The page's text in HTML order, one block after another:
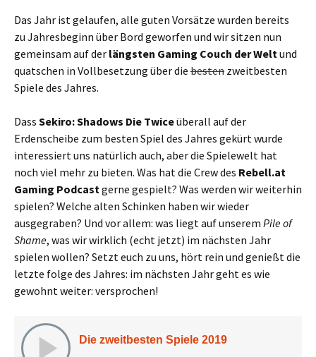
Das Jahr ist gelaufen, alle guten Vorsätze wurden bereits
zu Jahresbeginn über Bord geworfen und wir sitzen nun
gemeinsam auf der längsten Gaming Couch der Welt und
quatschen in Vollbesetzung über die besten zweitbesten
Spiele des Jahres.
Dass Sekiro: Shadows Die Twiceüberall auf der
Erdenscheibe zum besten Spiel des Jahres gekürt wurde
interessiert uns natürlich auch, aber die Spielewelt hat
noch viel mehr zu bieten. Was hat die Crew des Rebell.at
Gaming Podcast gerne gespielt? Was werden wir weiterhin
spielen? Welche alten Schinken haben wir wieder
ausgegraben? Und vor allem: was liegt auf unserem Pile of
Shame, was wir wirklich (echt jetzt) im nächsten Jahr
spielen wollen? Setzt euch zu uns, hört rein und genießt die
letzte folge des Jahres: im nächsten Jahr geht es wie
gewohnt weiter: versprochen!